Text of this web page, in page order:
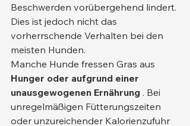
Beschwerden vorübergehend lindert.
Dies ist jedoch nicht das
vorherrschende Verhalten bei den
meisten Hunden.
Manche Hunde fressen Gras aus
Hunger oder aufgrund einer
unausgewogenen Ernährung . Bei
unregelmäßigen Fütterungszeiten
oder unzureichender Kalorienzufuhr